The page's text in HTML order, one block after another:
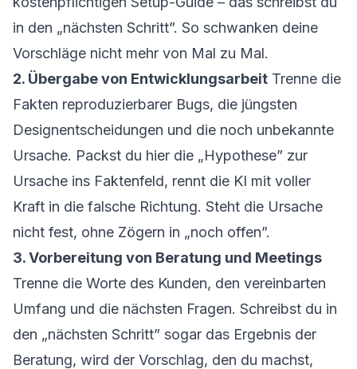
in den „nächsten Schritt”. So schwanken deine
Vorschläge nicht mehr von Mal zu Mal.
2. Übergabe von Entwicklungsarbeit Trenne die
Fakten reproduzierbarer Bugs, die jüngsten
Designentscheidungen und die noch unbekannte
Ursache. Packst du hier die „Hypothese” zur
Ursache ins Faktenfeld, rennt die KI mit voller
Kraft in die falsche Richtung. Steht die Ursache
nicht fest, ohne Zögern in „noch offen”.
3. Vorbereitung von Beratung und Meetings
Trenne die Worte des Kunden, den vereinbarten
Umfang und die nächsten Fragen. Schreibst du in
den „nächsten Schritt” sogar das Ergebnis der
Beratung, wird der Vorschlag, den du machst,